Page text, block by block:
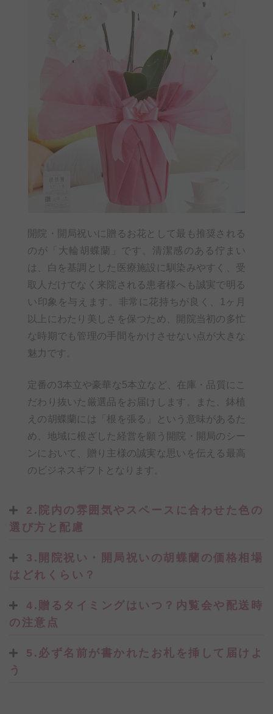
開院・開局祝いに贈るお花として最も推奨される
のが「大輪胡蝶蘭」です。清潔感のある佇まい
は、白を基調とした医療施設に馴染みやすく、受
取人だけでなく来院される患者様へも誠実で明る
い印象を与えます。非常に花持ちが良く、1ヶ月
以上にわたり美しさを保つため、開院当初の多忙
な時期でも管理の手間をかけさせない点が大きな
魅力です。
定番の3本立や豪華な5本立など、在庫・品質にこ
だわり抜いた厳選品をお届けします。また、鉢植
えの胡蝶蘭には「根を張る」という意味があるた
め、地域に根ざした経営を願う開院・開局のシー
ンにおいて、贈り主様の誠実な思いを伝える最高
のビジネスギフトとなります。
2.院内の雰囲気やスペースに合わせた色の
選び方と配慮
3.開院祝い・開局祝いの胡蝶蘭の価格相場
はどれくらい？
4.贈るタイミングはいつ？内覧会や配送時
の注意点
5.必ず名前が書かれたお札を挿して届けよ
う